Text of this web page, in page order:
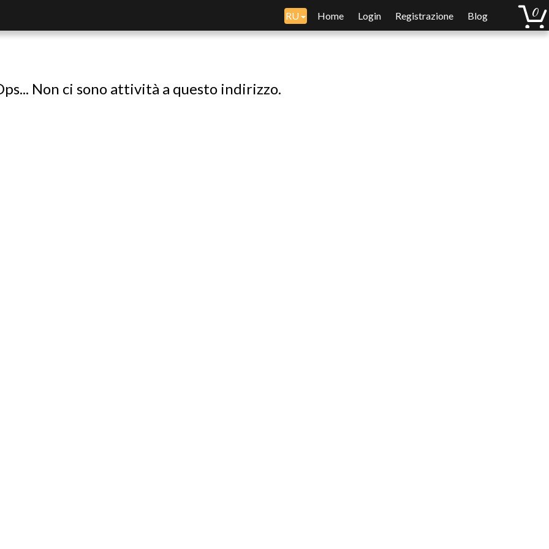
RU Home Login Registrazione Blog
Non ci sono attività a questo indirizzo.